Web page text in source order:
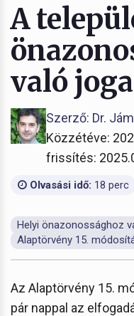
A
való joga
Szerző: Dr.
Közzétéve:
frissítés:
Olvasási idő: 18 perc
Helyi önazonossághoz
Alaptörvény 15.
Az Alaptörvény 15.
pár nappal az